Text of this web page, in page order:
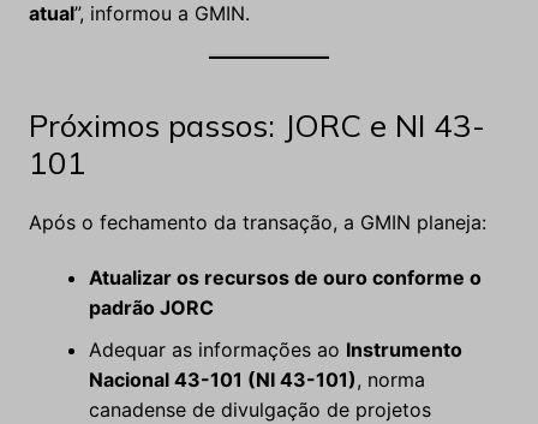
atual”, informou a GMIN.
Próximos passos: JORC e NI 43-
101
Após o fechamento da transação, a GMIN planeja:
Atualizar os recursos de ouro conforme o
padrão JORC
Adequar as informações ao Instrumento
Nacional 43-101 (NI 43-101), norma
canadense de divulgação de projetos